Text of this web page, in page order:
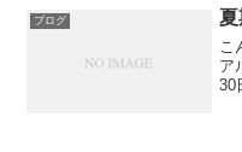
め
た
ブログ 夏
こ
ア
30